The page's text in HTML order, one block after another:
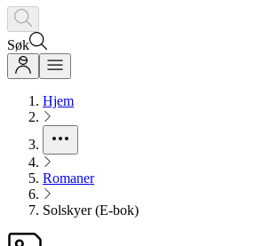
Søk
Hjem
Romaner
Solskyer (E-bok)